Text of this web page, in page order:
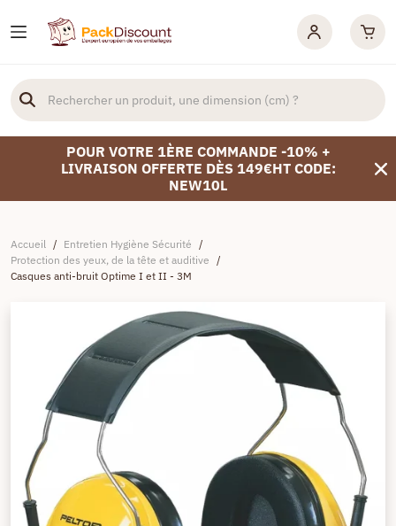
POUR VOTRE 1ÈRE COMMANDE -10% +
LIVRAISON OFFERTE DÈS 149€HT CODE:
NEW10L
Accueil / Entretien Hygiène Sécurité /
Protection des yeux, de la tête et auditive /
Casques anti-bruit Optime I et II - 3M